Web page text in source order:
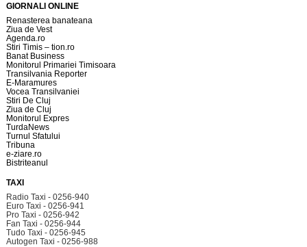
GIORNALI ONLINE
Renasterea banateana
Ziua de Vest
Agenda.ro
Stiri Timis – tion.ro
Banat Business
Monitorul Primariei Timisoara
Transilvania Reporter
E-Maramures
Vocea Transilvaniei
Stiri De Cluj
Ziua de Cluj
Monitorul Expres
TurdaNews
Turnul Sfatului
Tribuna
e-ziare.ro
Bistriteanul
TAXI
Radio Taxi - 0256-940
Euro Taxi - 0256-941
Pro Taxi - 0256-942
Fan Taxi - 0256-944
Tudo Taxi - 0256-945
Autogen Taxi - 0256-988